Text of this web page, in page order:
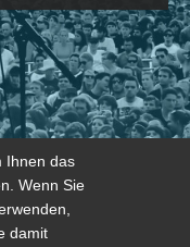
Ihnen das
Wenn Sie
damit